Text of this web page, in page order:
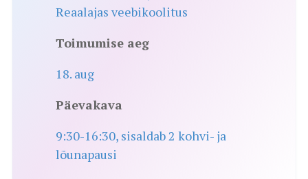
Reaalajas veebikoolitus
Toimumise aeg
18. aug
Päevakava
9:30-16:30, sisaldab 2 kohvi- ja
lõunapausi